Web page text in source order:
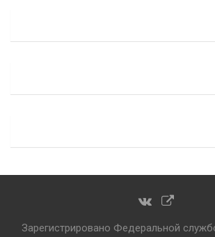
Зарегистрировано Федеральной